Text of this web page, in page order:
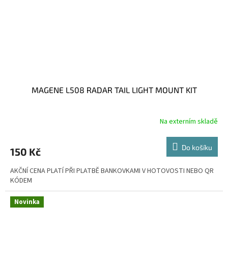
MAGENE L508 RADAR TAIL LIGHT MOUNT KIT
Na externím skladě
150 Kč Do košíku
AKČNÍ CENA PLATÍ PŘI PLATBĚ BANKOVKAMI V HOTOVOSTI NEBO QR
KÓDEM
Novinka